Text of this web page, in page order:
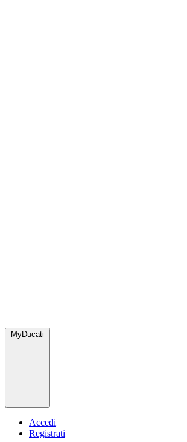
MyDucati
Accedi
Registrati